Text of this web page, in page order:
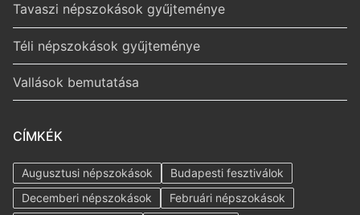
Tavaszi népszokások gyűjteménye
Téli népszokások gyűjteménye
Vallások bemutatása
CÍMKÉK
Augusztusi népszokások
Budapesti fesztiválok
Decemberi népszokások
Februári népszokások